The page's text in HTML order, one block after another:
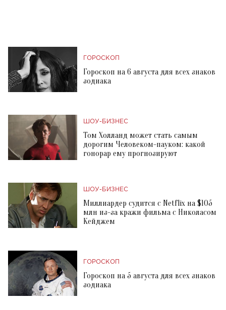
ГОРОСКОП
Гороскоп на 6 августа для всех знаков
зодиака
ШОУ-БИЗНЕС
Том Холланд может стать самым
дорогим Человеком-пауком: какой
гонорар ему прогнозируют
ШОУ-БИЗНЕС
Миллиардер судится с Netflix на $105
млн из-за кражи фильма с Николасом
Кейджем
ГОРОСКОП
Гороскоп на 5 августа для всех знаков
зодиака